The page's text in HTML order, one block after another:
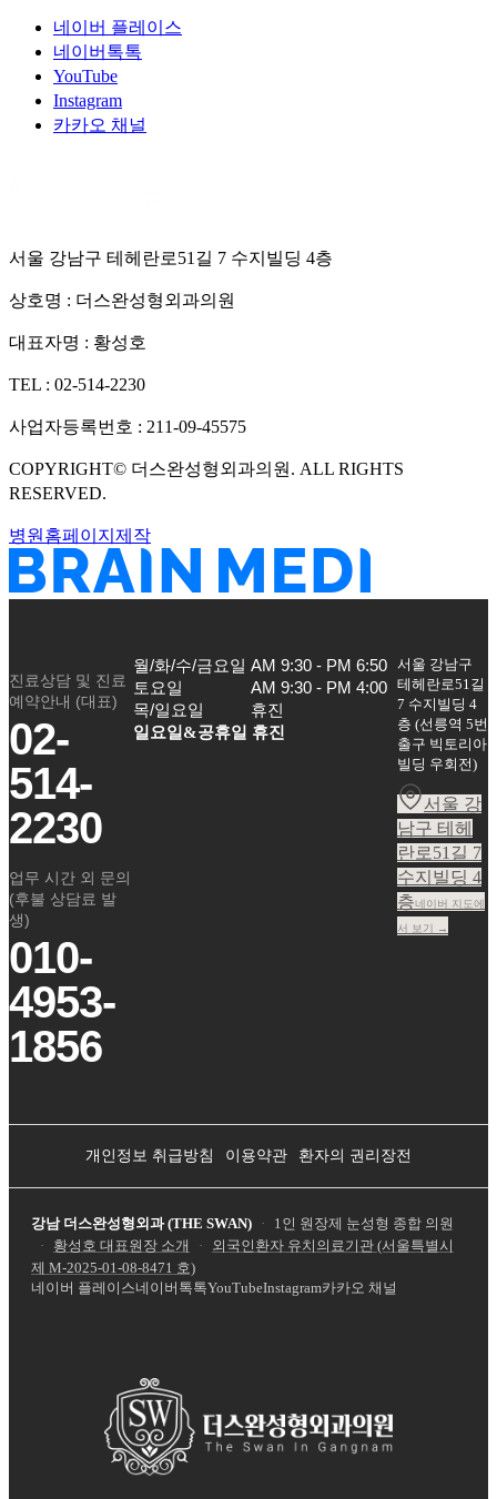
네이버 플레이스
네이버톡톡
YouTube
Instagram
카카오 채널
서울 강남구 테헤란로51길 7 수지빌딩 4층
상호명 : 더스완성형외과의원
대표자명 : 황성호
TEL : 02-514-2230
사업자등록번호 : 211-09-45575
COPYRIGHT© 더스완성형외과의원 . ALL RIGHTS
RESERVED.
병원홈페이지제작
진료상담 및 진료
예약안내 (대표)
02-
514-
2230
업무 시간 외 문의
(후불 상담료 발
생)
010-
4953-
1856
월/화/수/금요일
토요일
목/일요일
AM 9:30 - PM 6:50
AM 9:30 - PM 4:00
휴진
일요일&공휴일 휴진
서울 강남구
테헤란로51길
7 수지빌딩 4
층 (선릉역 5번
출구 빅토리아
빌딩 우회전)
서울 강
남구 테헤
란로51길 7
수지빌딩 4
층네이버 지도에
서 보기 →
개인정보 취급방침 이용약관 환자의 권리장전
강남 더스완성형외과 (THE SWAN) ·
1인 원장제 눈성형 종합 의원
·
황성호 대표원장 소개 ·
외국인환자 유치의료기관 (서울특별시
제 M-2025-01-08-8471 호)
네이버 플레이스네이버톡톡YouTubeInstagram카카오 채널